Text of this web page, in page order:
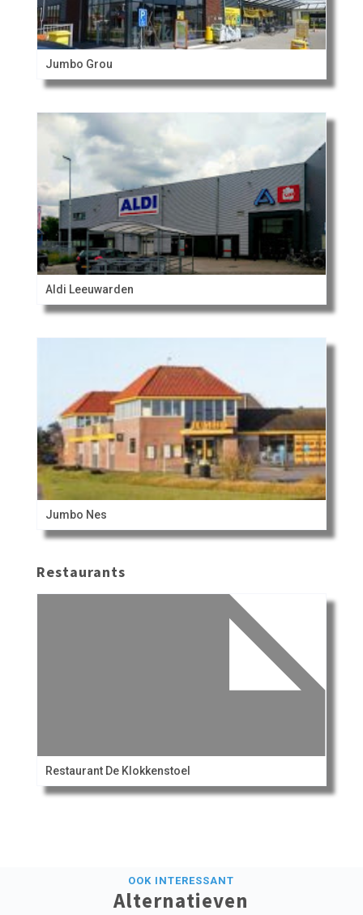
Jumbo Grou
Aldi Leeuwarden
Jumbo Nes
Restaurants
Restaurant De Klokkenstoel
OOK INTERESSANT
Alternatieven